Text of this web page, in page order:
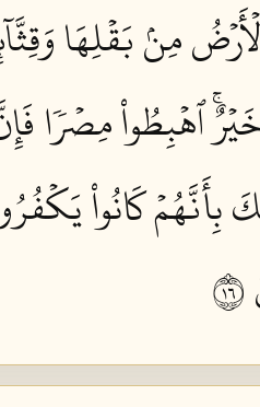
مِنۢ بَقۡلِهَا
ٱهۡبِطُواْ مِصۡرٗا
كَانُواْ